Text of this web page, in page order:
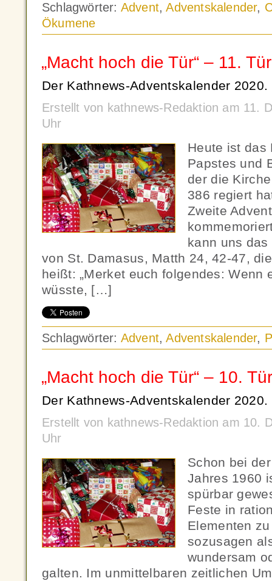
Schlagwörter: Advent,Adventskalender,
Ökumene
„Macht hoch die Tür“ – 11.
Der Kathnews-Adventskalender 2020.
Erstellt von kathnews-Redaktion am 11.
Uhr
Heute ist das
Papstes und
der die
386 regiert
Zweite
kann uns
von St. Damasus, Matth 24, 42-47,
heißt: „Merket euch folgendes: Wenn
wüsste, […]
Schlagwörter: Advent,Adventskalender,
„Macht hoch die Tür“ – 10.
Der Kathnews-Adventskalender 2020.
Erstellt von kathnews-Redaktion am 10.
Uhr
Schon bei
Jahres 1960
spürbar
Feste in
Elementen
sozusagen
wundersam
galten. Im unmittelbaren zeitlichen